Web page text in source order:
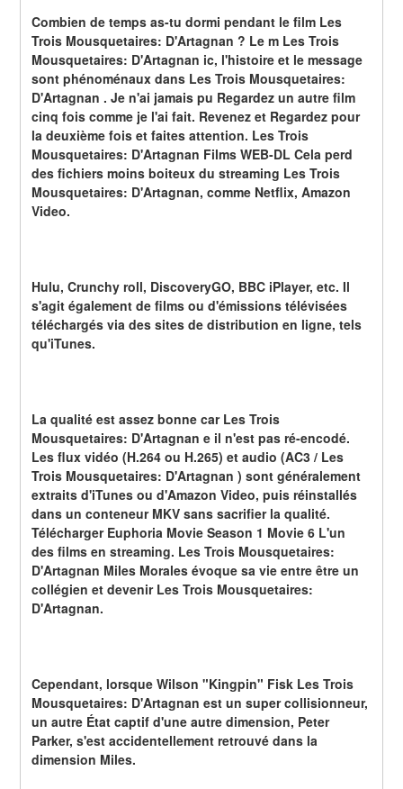
Combien de temps as-tu dormi pendant le film Les
Trois Mousquetaires: D'Artagnan ? Le m Les Trois
Mousquetaires: D'Artagnan ic, l'histoire et le message
sont phénoménaux dans Les Trois Mousquetaires:
D'Artagnan . Je n'ai jamais pu Regardez un autre film
cinq fois comme je l'ai fait. Revenez et Regardez pour
la deuxième fois et faites attention. Les Trois
Mousquetaires: D'Artagnan Films WEB-DL Cela perd
des fichiers moins boiteux du streaming Les Trois
Mousquetaires: D'Artagnan, comme Netflix, Amazon
Video.
Hulu, Crunchy roll, DiscoveryGO, BBC iPlayer, etc. Il
s'agit également de films ou d'émissions télévisées
téléchargés via des sites de distribution en ligne, tels
qu'iTunes.
La qualité est assez bonne car Les Trois
Mousquetaires: D'Artagnan e il n'est pas ré-encodé.
Les flux vidéo (H.264 ou H.265) et audio (AC3 / Les
Trois Mousquetaires: D'Artagnan ) sont généralement
extraits d'iTunes ou d'Amazon Video, puis réinstallés
dans un conteneur MKV sans sacrifier la qualité.
Télécharger Euphoria Movie Season 1 Movie 6 L'un
des films en streaming. Les Trois Mousquetaires:
D'Artagnan Miles Morales évoque sa vie entre être un
collégien et devenir Les Trois Mousquetaires:
D'Artagnan.
Cependant, lorsque Wilson "Kingpin" Fisk Les Trois
Mousquetaires: D'Artagnan est un super collisionneur,
un autre État captif d'une autre dimension, Peter
Parker, s'est accidentellement retrouvé dans la
dimension Miles.